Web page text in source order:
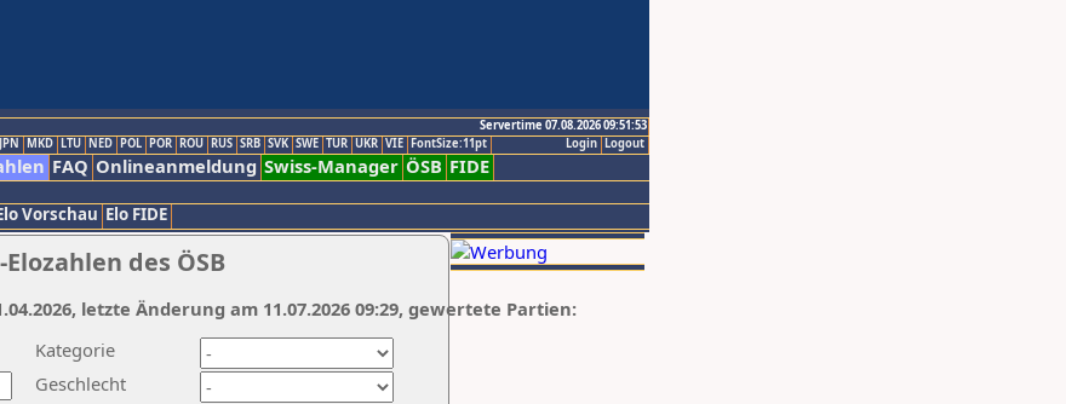
Servertime 07.08.2026 09:51:53
Logout
Login
JPN MKD LTU NED POL POR ROU RUS SRB SVK SWE TUR UKR VIE FontSize:11pt
FAQ Onlineanmeldung Swiss-Manager ÖSB FIDE
Vorschau Elo FIDE
des ÖSB
Kategorie
Geschlecht
letzte Änderung am 11.07.2026 09:29, gewertete Partien: